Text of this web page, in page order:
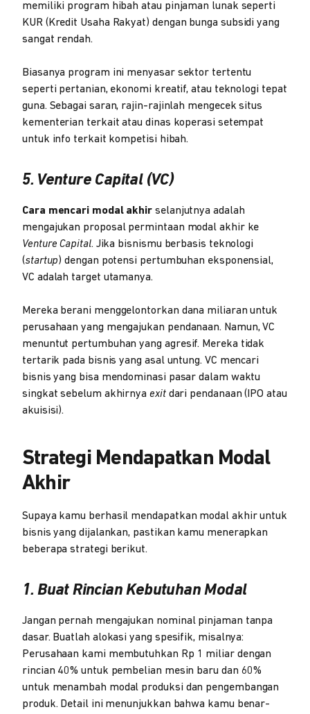
memiliki program hibah atau pinjaman lunak seperti
KUR (Kredit Usaha Rakyat) dengan bunga subsidi yang
sangat rendah.
Biasanya program ini menyasar sektor tertentu
seperti pertanian, ekonomi kreatif, atau teknologi tepat
guna. Sebagai saran, rajin-rajinlah mengecek situs
kementerian terkait atau dinas koperasi setempat
untuk info terkait kompetisi hibah.
5. Venture Capital (VC)
Cara mencari modal akhir selanjutnya adalah
mengajukan proposal permintaan modal akhir ke
Venture Capital. Jika bisnismu berbasis teknologi
(startup) dengan potensi pertumbuhan eksponensial,
VC adalah target utamanya.
Mereka berani menggelontorkan dana miliaran untuk
perusahaan yang mengajukan pendanaan. Namun, VC
menuntut pertumbuhan yang agresif. Mereka tidak
tertarik pada bisnis yang asal untung. VC mencari
bisnis yang bisa mendominasi pasar dalam waktu
singkat sebelum akhirnya exitdari pendanaan (IPO atau
akuisisi).
Strategi Mendapatkan Modal
Akhir
Supaya kamu berhasil mendapatkan modal akhir untuk
bisnis yang dijalankan, pastikan kamu menerapkan
beberapa strategi berikut.
1. Buat Rincian Kebutuhan Modal
Jangan pernah mengajukan nominal pinjaman tanpa
dasar. Buatlah alokasi yang spesifik, misalnya:
Perusahaan kami membutuhkan Rp 1 miliar dengan
rincian 40% untuk pembelian mesin baru dan 60%
untuk menambah modal produksi dan pengembangan
produk. Detail ini menunjukkan bahwa kamu benar-